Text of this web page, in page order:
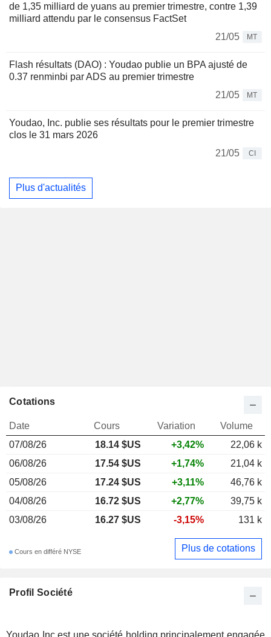
de 1,35 milliard de yuans au premier trimestre, contre 1,39
milliard attendu par le consensus FactSet
21/05
MT
Flash résultats (DAO) : Youdao publie un BPA ajusté de
0.37 renminbi par ADS au premier trimestre
21/05
MT
Youdao, Inc. publie ses résultats pour le premier trimestre
clos le 31 mars 2026
21/05
CI
Plus d'actualités
Profil Société
Youdao Inc est une société holding principalement engagée
Cotations
Date Cours Variation
Volume
07/08/26
18.14 $US +3,42%
22,06 k
06/08/26
17.54 $US +1,74%
21,04 k
05/08/26
17.24 $US +3,11%
46,76 k
04/08/26
16.72 $US +2,77%
39,75 k
03/08/26
16.27 $US -3,15% 131 k
Cours en différé NYSE Plus de cotations